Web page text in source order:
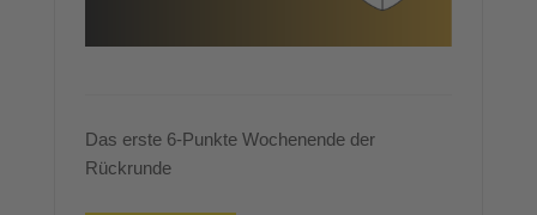
Das erste 6-Punkte Wochenende der
Rückrunde